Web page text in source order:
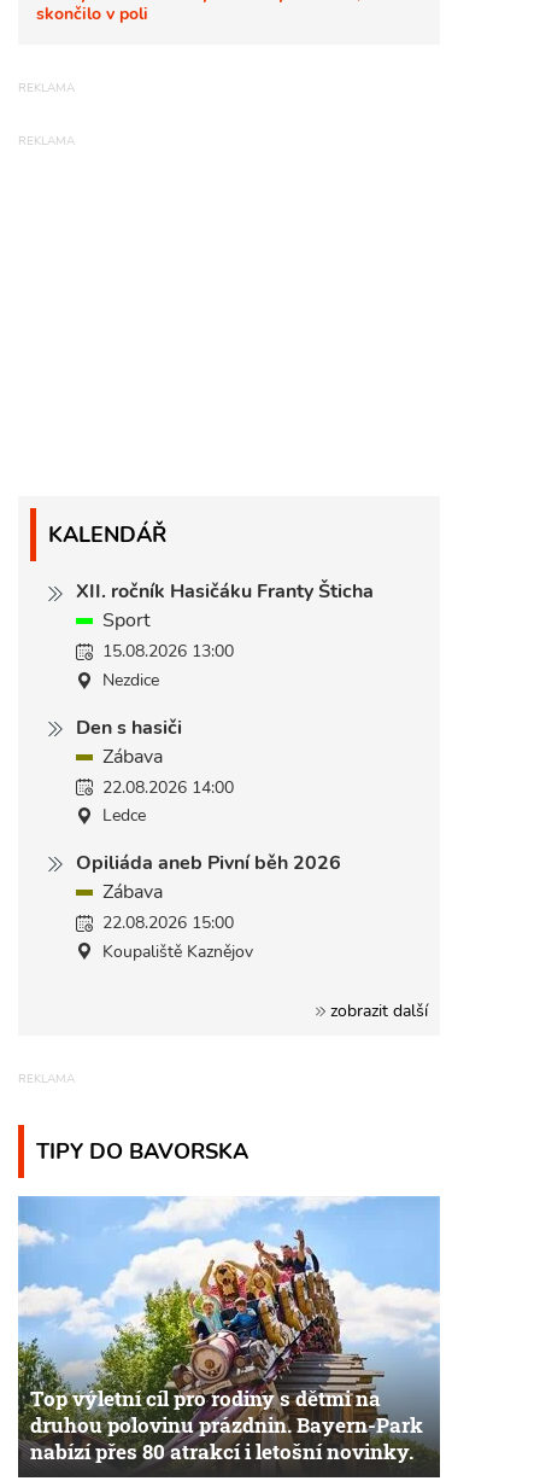
skončilo v poli
KALENDÁŘ
XII. ročník Hasičáku Franty Šticha
Sport
15.08.2026 13:00
Nezdice
Den s hasiči
Zábava
22.08.2026 14:00
Ledce
Opiliáda aneb Pivní běh 2026
Zábava
22.08.2026 15:00
Koupaliště Kaznějov
zobrazit další
TIPY DO BAVORSKA
Top výletní cíl pro rodiny s dětmi na
druhou polovinu prázdnin. Bayern-Park
nabízí přes 80 atrakcí i letošní novinky.